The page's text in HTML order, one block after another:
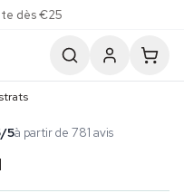
dès €25
/5à partir de 781 avis